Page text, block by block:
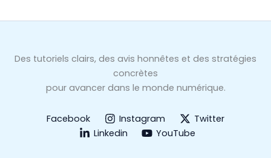
Des tutoriels clairs, des avis honnêtes et des stratégies
concrètes
pour avancer dans le monde numérique.
Facebook Instagram
Twitter
Linkedin
YouTube